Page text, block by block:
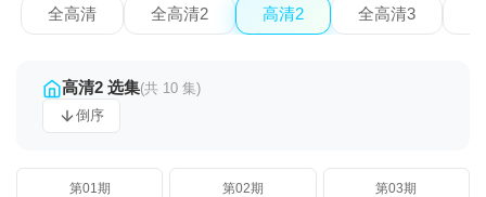
全高清 全高清2 高清2 全高清3
高清2 选集(共 10 集)
倒序
第01期 第02期 第03期